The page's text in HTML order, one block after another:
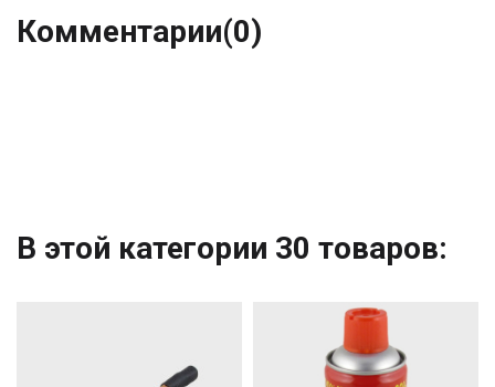
Комментарии(0)
В этой категории 30 товаров: